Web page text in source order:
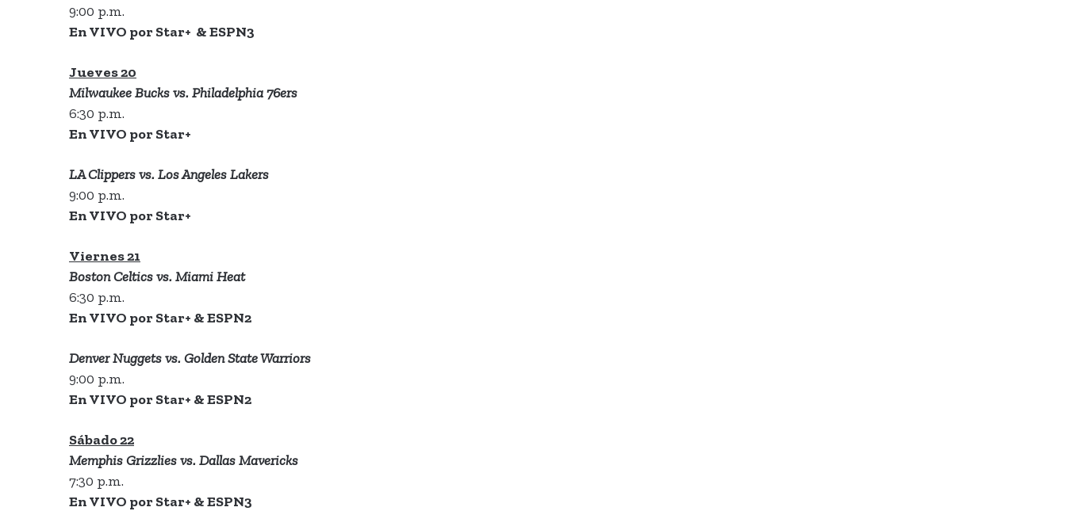
9:00 p.m.
En VIVO por Star+ & ESPN3
Jueves 20
Milwaukee Bucks vs. Philadelphia 76ers
6:30 p.m.
En VIVO por Star+
LA Clippers vs. Los Angeles Lakers
9:00 p.m.
En VIVO por Star+
Viernes 21
Boston Celtics vs. Miami Heat
6:30 p.m.
En VIVO por Star+ & ESPN2
Denver Nuggets vs. Golden State Warriors
9:00 p.m.
En VIVO por Star+ & ESPN2
Sábado 22
Memphis Grizzlies vs. Dallas Mavericks
7:30 p.m.
En VIVO por Star+ & ESPN3